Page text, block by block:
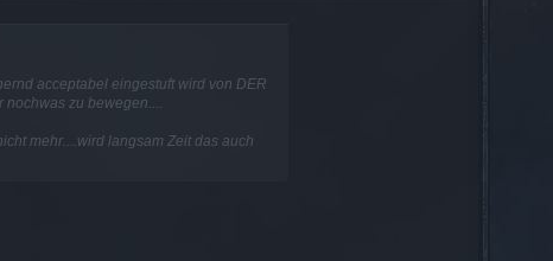
acceptabel eingestuft wird von DER
nochwas zu bewegen....
mehr....wird langsam Zeit das auch